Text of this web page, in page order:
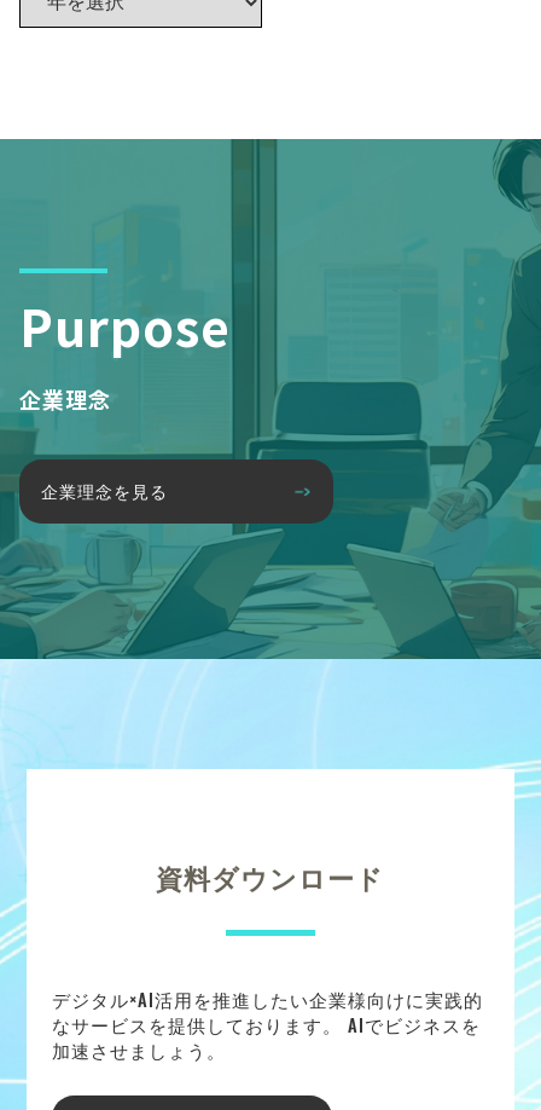
Purpose
企業理念
企業理念を見る
資料ダウンロード
デジタル×AI活用を推進したい企業様向けに実践的
なサービスを提供しております。 AIでビジネスを
加速させましょう。